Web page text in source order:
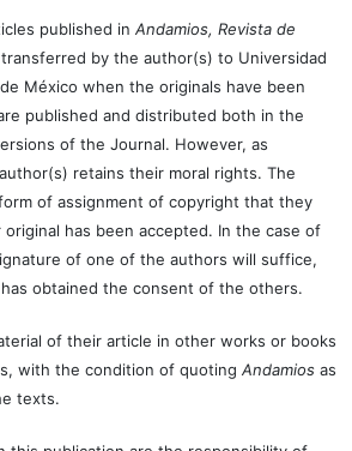
published in Andamios, Revista de
by the author(s) to Universidad
México when the originals have been
published and distributed both in the
of the Journal. However, as
retains their moral rights. The
of assignment of copyright that they
has been accepted. In the case of
of one of the authors will suffice,
obtained the consent of the others.
of their article in other works or books
with the condition of quoting Andamiosas
texts.